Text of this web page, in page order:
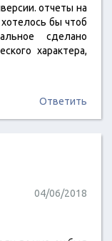
отчеты на
бы чтоб
сделано
характера,
Ответить
04/06/2018